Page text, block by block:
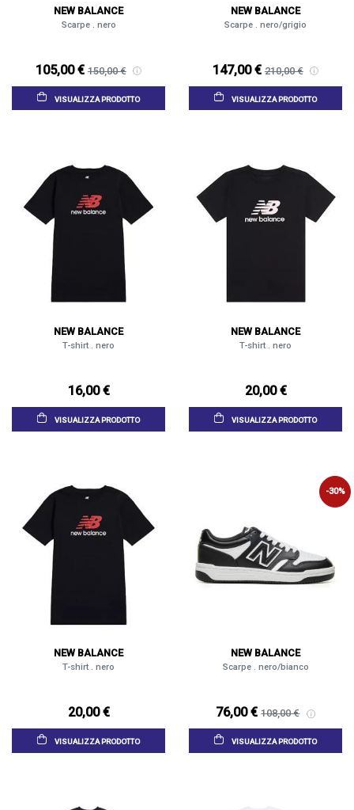
NEW BALANCE
Scarpe . nero
105,00 € 150,00 €
VISUALIZZA PRODOTTO
NEW BALANCE
Scarpe . nero/grigio
147,00 € 210,00 €
VISUALIZZA PRODOTTO
NEW BALANCE
T-shirt . nero
16,00 €
VISUALIZZA PRODOTTO
NEW BALANCE
T-shirt . nero
20,00 €
VISUALIZZA PRODOTTO
NEW BALANCE
T-shirt . nero
20,00 €
VISUALIZZA PRODOTTO
-30%
NEW BALANCE
Scarpe . nero/bianco
76,00 € 108,00 €
VISUALIZZA PRODOTTO